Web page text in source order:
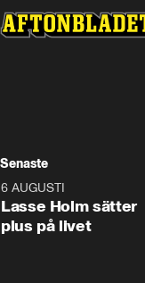
Senaste
6 AUGUSTI
Lasse Holm sätter
plus på livet